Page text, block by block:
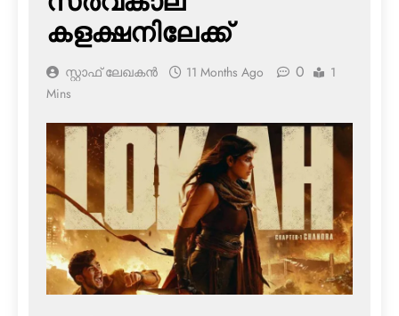
കളക്ഷനിലേക്ക്
സ്റ്റാഫ് ലേഖകൻ 11 Months Ago 0
1
Mins